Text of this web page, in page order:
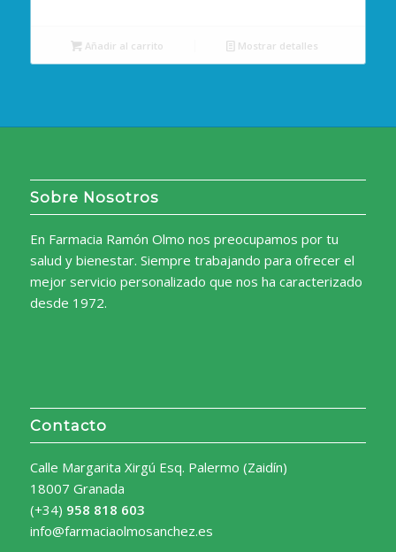
Añadir al carrito Mostrar detalles
Sobre Nosotros
En Farmacia Ramón Olmo nos preocupamos por tu
salud y bienestar. Siempre trabajando para ofrecer el
mejor servicio personalizado que nos ha caracterizado
desde 1972.
Contacto
Calle Margarita Xirgú Esq. Palermo (Zaidín)
18007 Granada
(+34) 958 818 603
info@farmaciaolmosanchez.es